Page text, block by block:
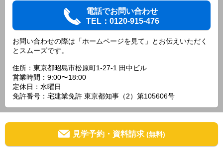
電話でお問い合わせ
TEL：0120-915-476
お問い合わせの際は「ホームページを見て」とお伝えいただく
とスムーズです。
住所：東京都昭島市松原町1-27-1 田中ビル
営業時間：9:00〜18:00
定休日：水曜日
免許番号：宅建業免許 東京都知事（2）第105606号
見学予約・資料請求 (無料)